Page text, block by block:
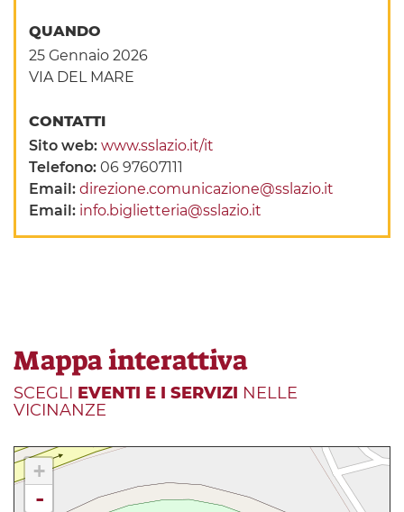
QUANDO
25 Gennaio 2026
VIA DEL MARE
CONTATTI
Sito web:www.sslazio.it/it
Telefono:06 97607111
Email:direzione.comunicazione@sslazio.it
Email: info.biglietteria@sslazio.it
Mappa interattiva
SCEGLI EVENTI E I SERVIZI NELLE
VICINANZE
+
-